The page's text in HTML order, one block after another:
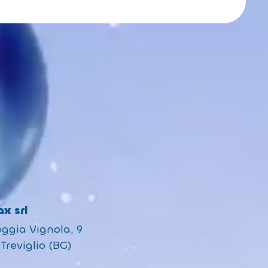
srl
Vignola, 9
(BG)